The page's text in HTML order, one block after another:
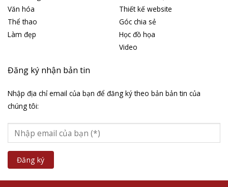
Văn hóa
Thể thao
Làm đẹp
Thiết kế website
Góc chia sẻ
Học đồ họa
Video
Đăng ký nhận bản tin
Nhập địa chỉ email của bạn để đăng ký theo bản bản tin của
chúng tôi: